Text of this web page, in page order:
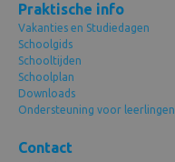
Praktische info
Vakanties en Studiedagen
Schoolgids
Schooltijden
Schoolplan
Downloads
Ondersteuning voor leerlingen
Contact